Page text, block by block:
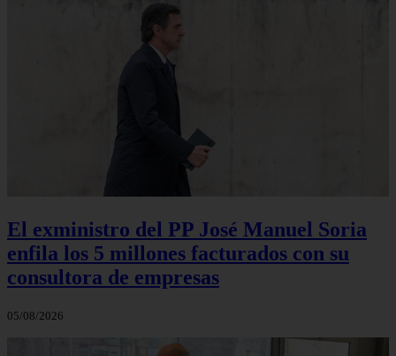
El exministro del PP José Manuel Soria
enfila los 5 millones facturados con su
consultora de empresas
05/08/2026